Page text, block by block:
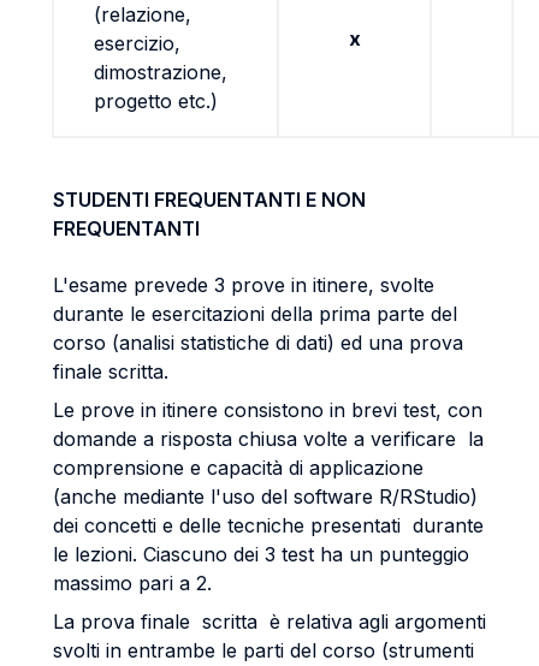
(relazione,
esercizio,
dimostrazione,
progetto etc.)
x
STUDENTI FREQUENTANTI E NON
FREQUENTANTI
L'esame prevede 3 prove in itinere, svolte
durante le esercitazioni della prima parte del
corso (analisi statistiche di dati) ed una prova
finale scritta.
Le prove in itinere consistono in brevi test, con
domande a risposta chiusa volte a verificare la
comprensione e capacità di applicazione
(anche mediante l'uso del software R/RStudio)
dei concetti e delle tecniche presentati durante
le lezioni. Ciascuno dei 3 test ha un punteggio
massimo pari a 2.
La prova finale scritta è relativa agli argomenti
svolti in entrambe le parti del corso (strumenti